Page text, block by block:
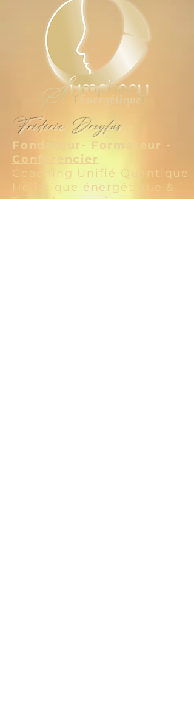
Frédéric Dreyfus
Fondateur- Formateur -
Conférencier
Coaching Unifié Quantique
Holistique énergétique &
Eveil de conscience